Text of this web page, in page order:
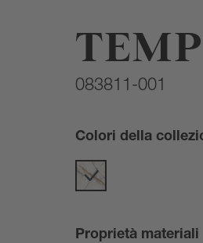
083811-001
Colori della
Proprietà materiali